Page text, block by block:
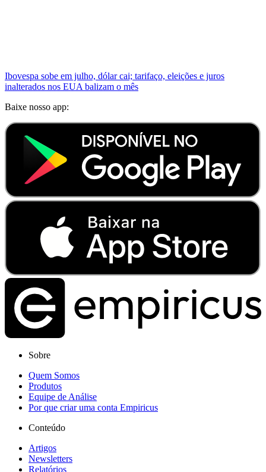
Ibovespa sobe em julho, dólar cai; tarifaço, eleições e juros
inalterados nos EUA balizam o mês
Baixe nosso app:
Sobre
Quem Somos
Produtos
Equipe de Análise
Por que criar uma conta Empiricus
Conteúdo
Artigos
Newsletters
Relatórios